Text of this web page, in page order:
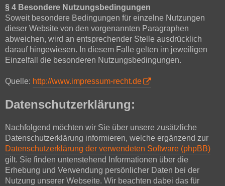
§ 4 Besondere Nutzungsbedingungen
Soweit besondere Bedingungen für einzelne Nutzungen
dieser Website von den vorgenannten Paragraphen
abweichen, wird an entsprechender Stelle ausdrücklich
darauf hingewiesen. In diesem Falle gelten im jeweiligen
Einzelfall die besonderen Nutzungsbedingungen.
Quelle: http://www.impressum-recht.de
Datenschutzerklärung:
Nachfolgend möchten wir Sie über unsere zusätzliche
Datenschutzerklärung informieren, welche ergänzend zur
Datenschutzerklärung der verwendeten Software (phpBB)
gilt. Sie finden untenstehend Informationen über die
Erhebung und Verwendung persönlicher Daten bei der
Nutzung unserer Webseite. Wir beachten dabei das für